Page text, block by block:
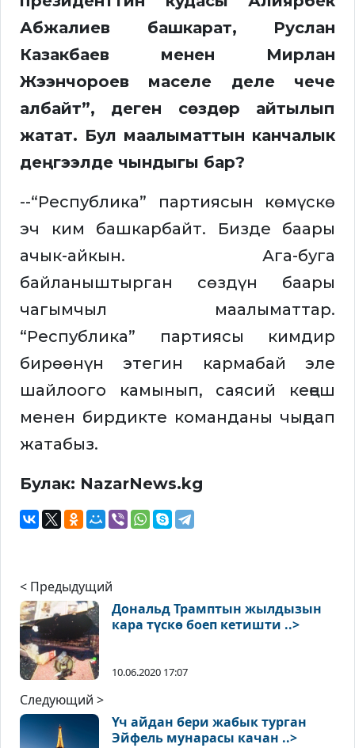
Абжалиев башкарат, Руслан
Казакбаев менен Мирлан
Жээнчороев маселе деле чече
албайт”, деген сөздөр айтылып
жатат. Бул маалыматтын канчалык
деңгээлде чындыгы бар?
--“Республика” партиясын көмүскө
эч ким башкарбайт. Бизде баары
ачык-айкын. Ага-буга
байланыштырган сөздүн баары
чагымчыл маалыматтар.
“Республика” партиясы кимдир
бирөөнүн этегин кармабай эле
шайлоого камынып, саясий кеңеш
менен бирдикте команданы чыңдап
жатабыз.
Булак: NazarNews.kg
< Предыдущий
Дональд Трамптын жылдызын
кара түскө боеп кетишти ..>
10.06.2020 17:07
Следующий >
Үч айдан бери жабык турган
Эйфель мунарасы качан ..>